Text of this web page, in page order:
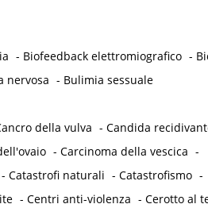
- Biofeedback elettromiografico -
nervosa - Bulimia sessuale
della vulva - Candida
- Carcinoma della vescica -
- Catastrofi naturali - Catastrofismo -
- Centri anti-violenza - Cerotto al